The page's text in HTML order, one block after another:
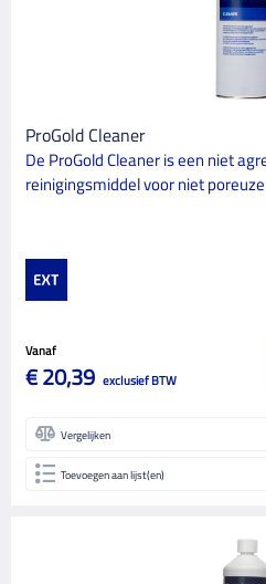
ProGold Cleaner
De ProGold Cleaner is een niet
reinigingsmiddel voor niet
Vanaf
€ 20,39 exclusief BTW
Vergelijken
Toevoegen aan lijst(en)